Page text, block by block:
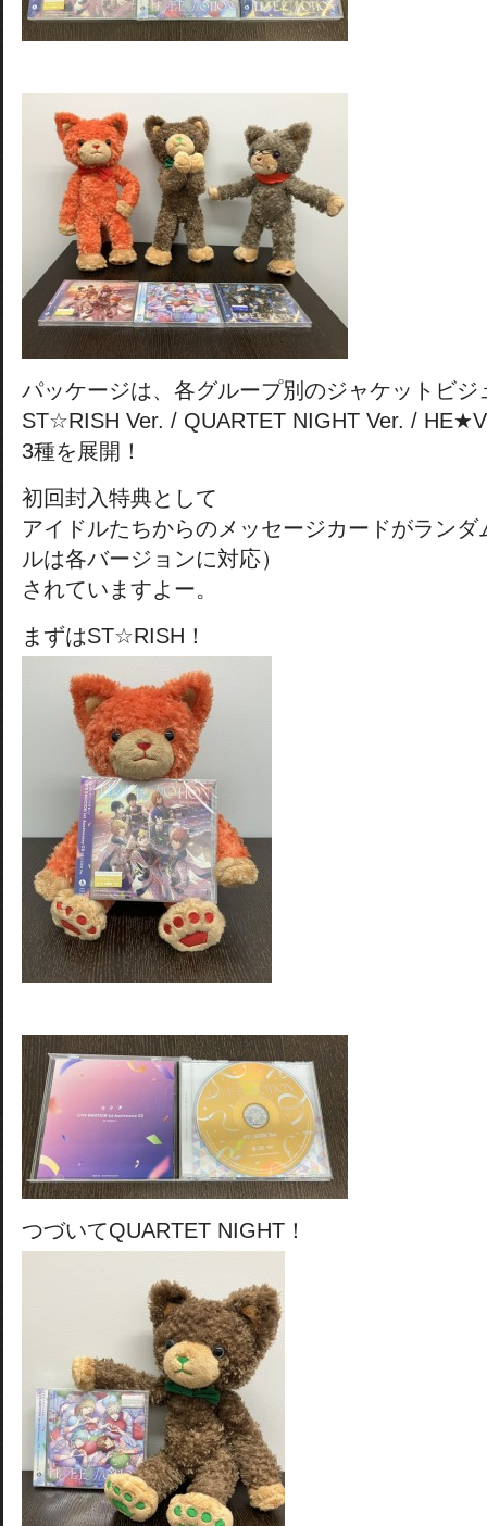
パッケージは、各グループ別のジャケットビジ
ST☆RISH Ver. / QUARTET NIGHT Ver. /
3種を展開！
初回封入特典として
アイドルたちからのメッセージカードがラン
ルは各バージョンに対応）
されていますよー。
まずはST☆RISH！
つづいてQUARTET NIGHT！